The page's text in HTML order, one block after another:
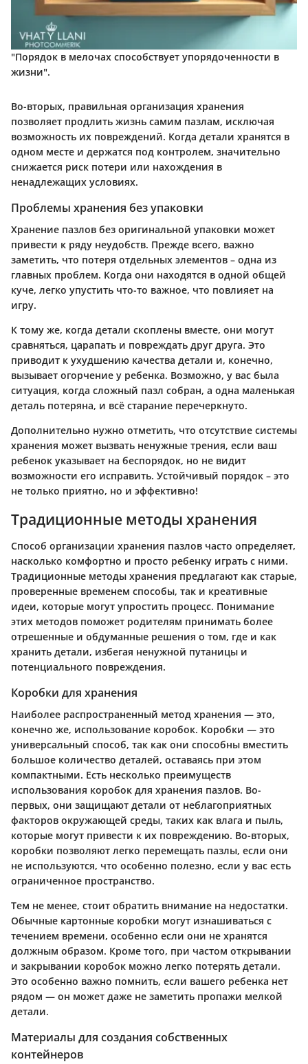
"Порядок в мелочах способствует упорядоченности в
жизни".
Во-вторых, правильная организация хранения
позволяет продлить жизнь самим пазлам, исключая
возможность их повреждений. Когда детали хранятся в
одном месте и держатся под контролем, значительно
снижается риск потери или нахождения в
ненадлежащих условиях.
Проблемы хранения без упаковки
Хранение пазлов без оригинальной упаковки может
привести к ряду неудобств. Прежде всего, важно
заметить, что потеря отдельных элементов – одна из
главных проблем. Когда они находятся в одной общей
куче, легко упустить что-то важное, что повлияет на
игру.
К тому же, когда детали скоплены вместе, они могут
сравняться, царапать и повреждать друг друга. Это
приводит к ухудшению качества детали и, конечно,
вызывает огорчение у ребенка. Возможно, у вас была
ситуация, когда сложный пазл собран, а одна маленькая
деталь потеряна, и всё старание перечеркнуто.
Дополнительно нужно отметить, что отсутствие системы
хранения может вызвать ненужные трения, если ваш
ребенок указывает на беспорядок, но не видит
возможности его исправить. Устойчивый порядок – это
не только приятно, но и эффективно!
Традиционные методы хранения
Способ организации хранения пазлов часто определяет,
насколько комфортно и просто ребенку играть с ними.
Традиционные методы хранения предлагают как старыe,
проверенные временем способы, так и креативные
идеи, которые могут упростить процесс. Понимание
этих методов поможет родителям принимать более
отрешенные и обдуманные решения о том, где и как
хранить детали, избегая ненужной путаницы и
потенциального повреждения.
Коробки для хранения
Наиболее распространенный метод хранения — это,
конечно же, использование коробок. Коробки — это
универсальный способ, так как они способны вместить
большое количество деталей, оставаясь при этом
компактными. Есть несколько преимуществ
использования коробок для хранения пазлов. Во-
первых, они защищают детали от неблагоприятных
факторов окружающей среды, таких как влага и пыль,
которые могут привести к их повреждению. Во-вторых,
коробки позволяют легко перемещать пазлы, если они
не используются, что особенно полезно, если у вас есть
ограниченное пространство.
Тем не менее, стоит обратить внимание на недостатки.
Обычные картонные коробки могут изнашиваться с
течением времени, особенно если они не хранятся
должным образом. Кроме того, при частом открывании
и закрывании коробок можно легко потерять детали.
Это особенно важно помнить, если вашего ребенка нет
рядом — он может даже не заметить пропажи мелкой
детали.
Материалы для создания собственных
контейнеров